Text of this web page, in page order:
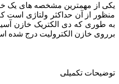
یکی از مهمترین مشخصه های یک
منظور از آن حداکثر ولتاژی است
به طوری که دی الکتریک خازن آسیب
برروی خازن الکترولیت درج شده
توضیحات تکمیلی